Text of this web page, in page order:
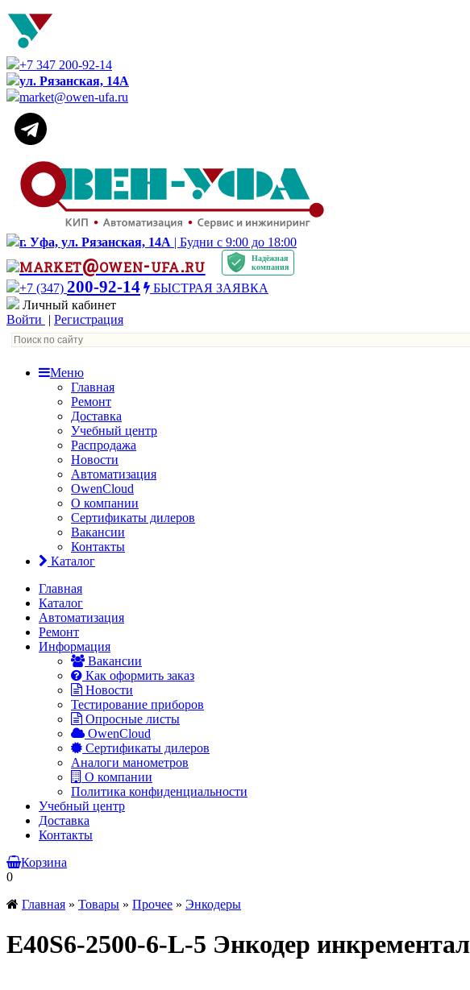
+7 347 200-92-14
ул. Рязанская, 14А
market@owen-ufa.ru
г. Уфа, ул. Рязанская, 14А | Будни с 9:00 до 18:00
market@owen-ufa.ru
Надёжная
компания
+7 (347) 200-92-14
БЫСТРАЯ ЗАЯВКА
Личный кабинет
Войти | Регистрация
Меню
Главная
Ремонт
Доставка
Учебный центр
Распродажа
Новости
Автоматизация
OwenCloud
О компании
Сертификаты дилеров
Вакансии
Контакты
Каталог
Главная
Каталог
Автоматизация
Ремонт
Информация
Вакансии
Как оформить заказ
Новости
Тестирование приборов
Опросные листы
OwenCloud
Сертификаты дилеров
Аналоги манометров
О компании
Политика конфиденциальности
Учебный центр
Доставка
Контакты
Корзина
0
Главная » Товары » Прочее » Энкодеры
E40S6-2500-6-L-5 Энкодер